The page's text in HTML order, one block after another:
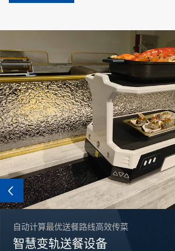
Previous
自动计算最优送餐路线高效传菜
智慧变轨送餐设备